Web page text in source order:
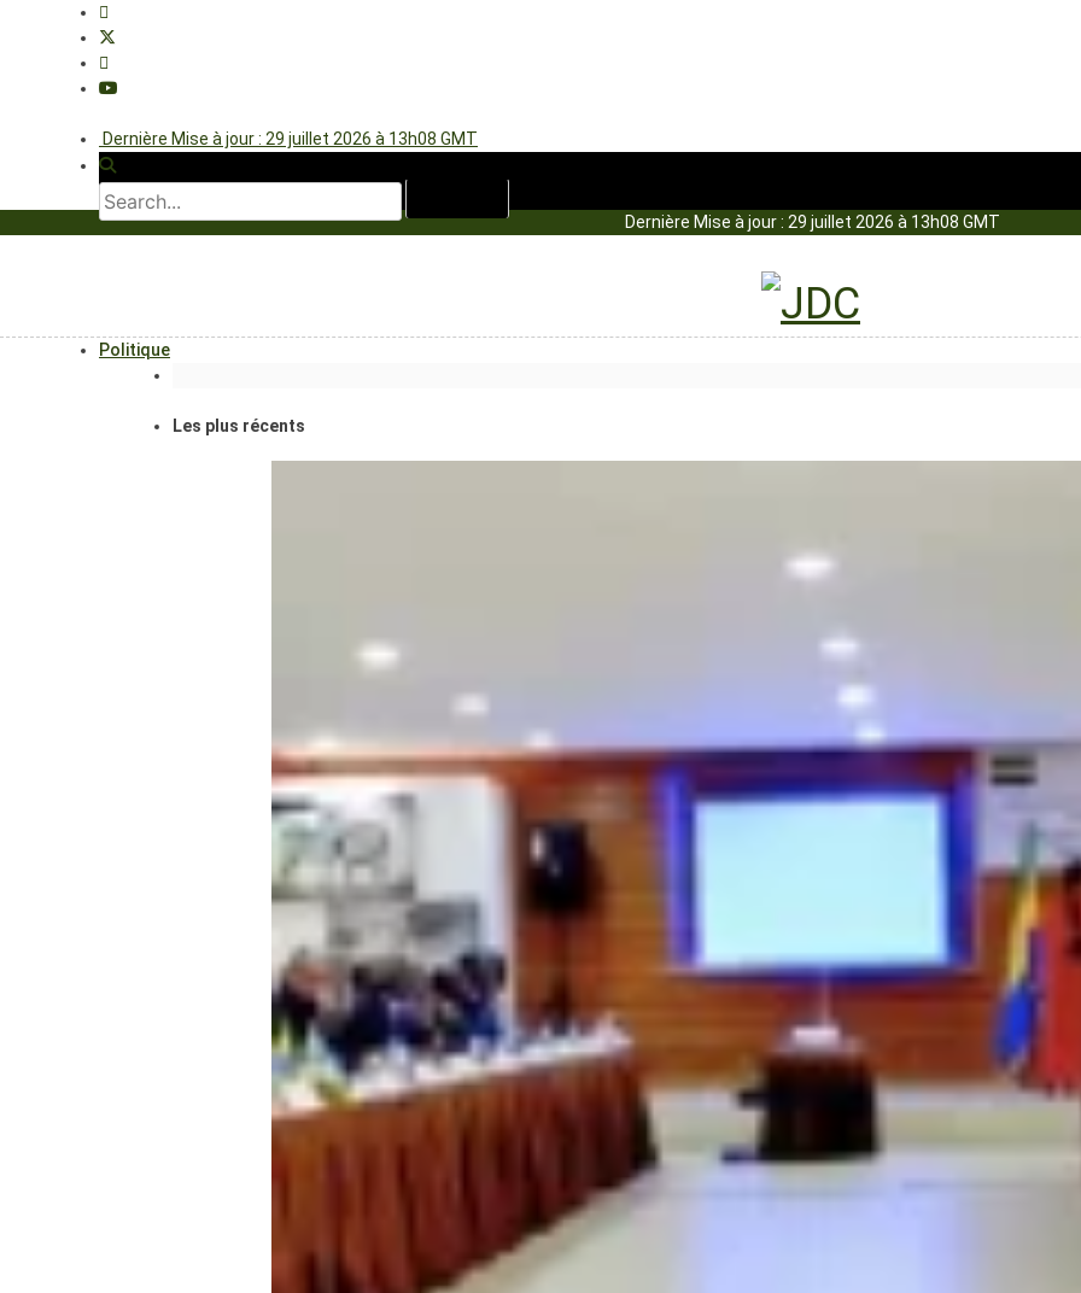
Dernière Mise à jour : 29 juillet 2026 à 13h08 GMT
Dernière Mise à jour : 29 juillet 2026 à 13h08 GMT
Politique
Les plus récents